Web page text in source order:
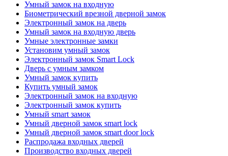
Умный замок на входную
Биометрический врезной дверной замок
Электронный замок на дверь
Умный замок на входную дверь
Умные электронные замки
Установим умный замок
Электронный замок Smart Lock
Дверь с умным замком
Умный замок купить
Купить умный замок
Электронный замок на входную
Электронный замок купить
Умный smart замок
Умный дверной замок smart lock
Умный дверной замок smart door lock
Распродажа входных дверей
Производство входных дверей